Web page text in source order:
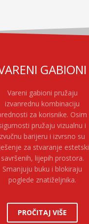
GABIONI
Vareni gabioni pružaju
izvanrednu kombinaciju
za korisnike. Osim
pružaju vizualnu i
zvučnu barijeru i izvrsno su
za stvaranje estetski
savršenih, lijepih prostora.
Smanjuju buku i blokiraju
poglede znatiželjnika.
PROČITAJ VIŠE